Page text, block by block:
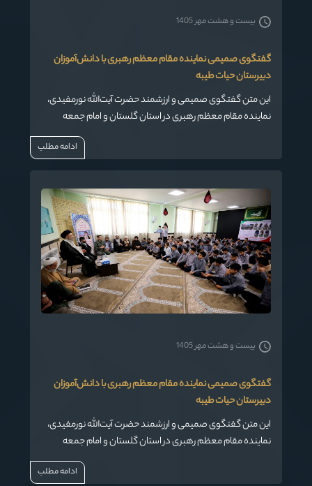
گفتگوی صمیمی نماینده مقام معظم رهبری با دانش‌آموزان
دبیرستان حیات طیبه
این متن گفتگوی صمیمی و ارزشمند حضرت آیت‌الله نورمفیدی،
نماینده مقام معظم رهبری در استان گلستان و امام جمعه
گرگان، با دانش‌آموزان دبیرستان پسرانه «حیات طیبه» سردار
شهید حاج قاسم سلیمانی گرگان است. گفت‌وگویی که در قالب
شده است.
بیست و هشت مهر 1405
ادامه مطلب
گفتگوی صمیمی نماینده مقام معظم رهبری با دانش‌آموزان
دبیرستان حیات طیبه
این متن گفتگوی صمیمی و ارزشمند حضرت آیت‌الله نورمفیدی،
نماینده مقام معظم رهبری در استان گلستان و امام جمعه
گرگان، با دانش‌آموزان دبیرستان پسرانه «حیات طیبه» سردار
شهید حاج قاسم سلیمانی گرگان است. گفت‌وگویی که در قالب
بیست و هشت مهر 1405
ادامه مطلب